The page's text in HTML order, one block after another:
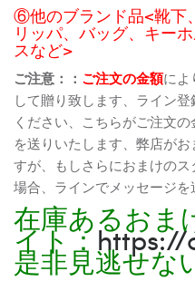
⑥他のブランド品<靴下
リッパ、バッグ、キー
スなど>
ご注意：： ご注文の金額によ
して贈り致します、ライン
ください、こちらがご注文
を送りいたします、弊店が
すが、もしさらにおまけの
場合、ラインでメッセージ
在庫あるおま
イト：https://
是非見逃せな